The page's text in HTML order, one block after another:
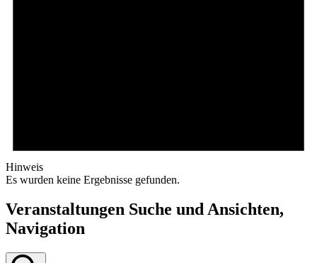
Hinweis
Es wurden keine Ergebnisse gefunden.
Veranstaltungen Suche und Ansichten,
Navigation